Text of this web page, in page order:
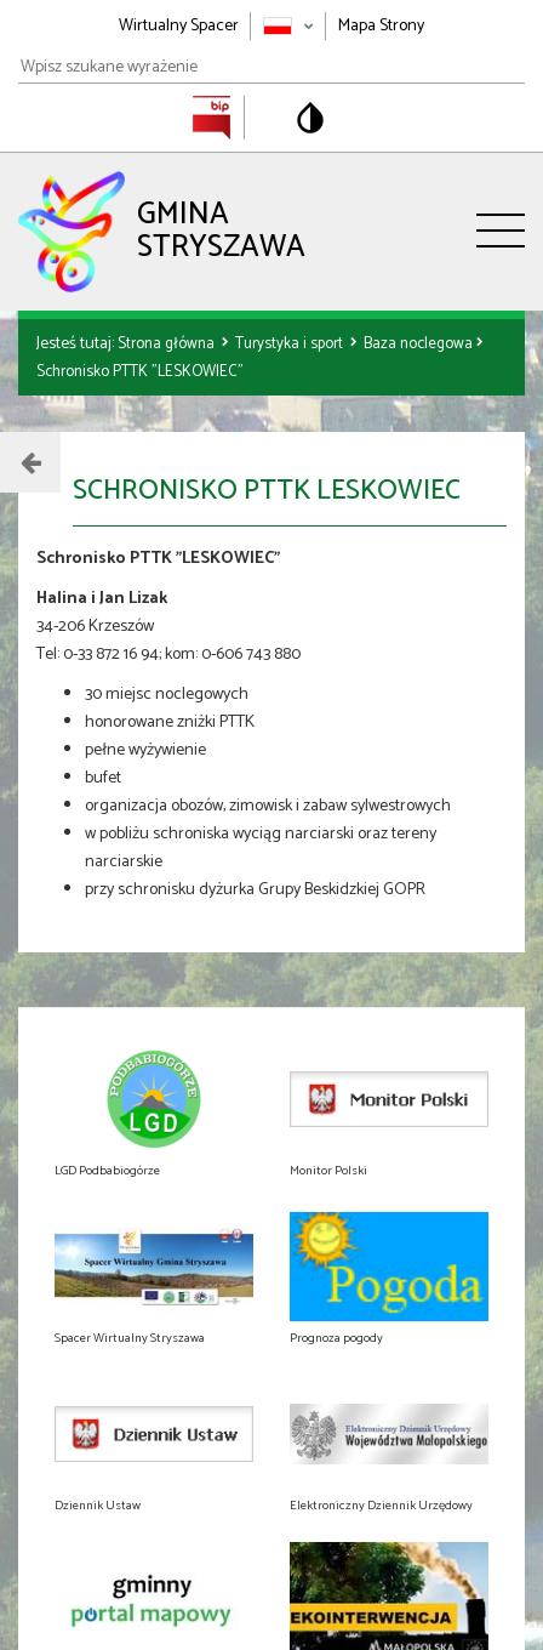
Wirtualny Spacer
Mapa Strony
Wpisz
szukane
GMINA
STRYSZAWA
Jesteś tutaj:Strona główna Turystyka i sport
Baza noclegowa
Schronisko PTTK "LESKOWIEC"
SCHRONISKO PTTK LESKOWIEC
Schronisko PTTK "LESKOWIEC"
Halina i Jan Lizak
34-206 Krzeszów
Tel: 0-33 872 16 94; kom: 0-606 743 880
30 miejsc noclegowych
honorowane zniżki PTTK
pełne wyżywienie
bufet
organizacja obozów, zimowisk i zabaw sylwestrowych
w pobliżu schroniska wyciąg narciarski oraz tereny
narciarskie
przy schronisku dyżurka Grupy Beskidzkiej GOPR
LGD Podbabiogórze Monitor Polski
Spacer Wirtualny Stryszawa Prognoza pogody
Dziennik Ustaw Elektroniczny Dziennik Urzędowy